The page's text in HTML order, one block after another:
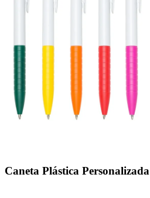
Caneta Plástica Personalizada